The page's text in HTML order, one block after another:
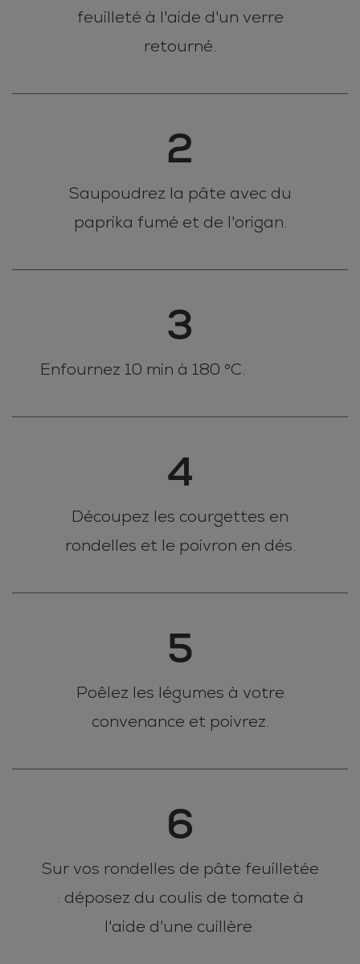
feuilleté à l'aide d'un verre
retourné.
2
Saupoudrez la pâte avec du
paprika fumé et de l'origan.
3
Enfournez 10 min à 180 °C.
4
Découpez les courgettes en
rondelles et le poivron en dés.
5
Poêlez les légumes à votre
convenance et poivrez.
6
Sur vos rondelles de pâte feuilletée
: déposez du coulis de tomate à
l'aide d'une cuillère.